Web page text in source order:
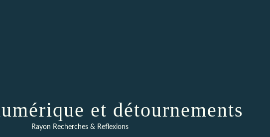
et détournements
Rayon Recherches & Reflexions